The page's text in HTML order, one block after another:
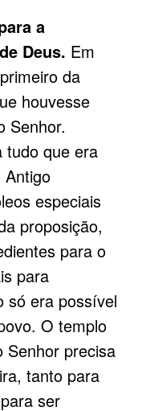
a
Deus. Em
da
houvesse
Senhor.
tudo que era
Antigo
especiais
proposição,
para o
para
só era possível
O templo
Senhor precisa
tanto para
ser